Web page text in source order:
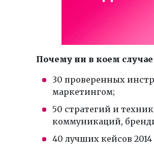
Почему ни в коем
30 проверенных
маркетингом;
50 стратегий и
коммуникаций,
40 лучших кейсов 2014